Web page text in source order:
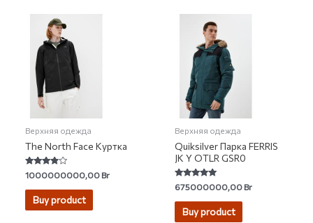
Верхняя одежда
The North Face Куртка
Rated
3.67
out of 5
1000000000,00Br
Buy product
Верхняя одежда
Quiksilver Парка FERRIS
JK Y OTLR GSR0
Rated
4.86
out of 5
675000000,00Br
Buy product